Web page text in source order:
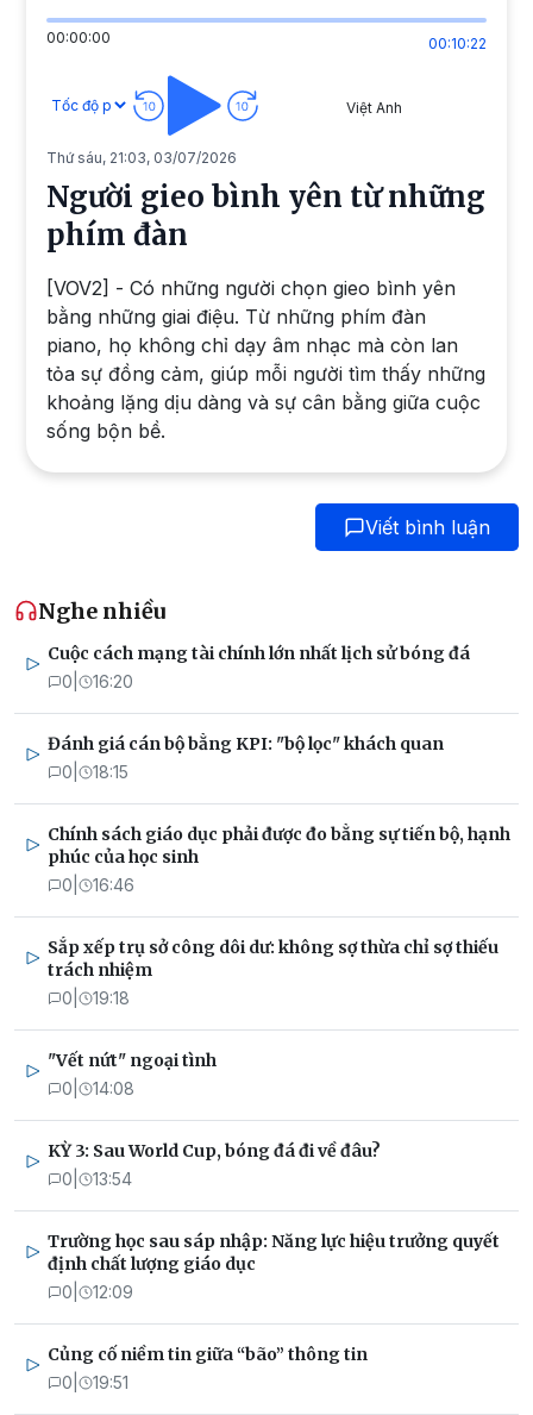
00:00:00 00:10:22
Việt Anh
Thứ sáu, 21:03, 03/07/2026
Người gieo bình yên từ những
phím đàn
[VOV2] - Có những người chọn gieo bình yên
bằng những giai điệu. Từ những phím đàn
piano, họ không chỉ dạy âm nhạc mà còn lan
tỏa sự đồng cảm, giúp mỗi người tìm thấy những
khoảng lặng dịu dàng và sự cân bằng giữa cuộc
sống bộn bề.
Viết bình luận
Nghe nhiều
Cuộc cách mạng tài chính lớn nhất lịch sử bóng đá
0 16:20
Đánh giá cán bộ bằng KPI: "bộ lọc" khách quan
0 18:15
Chính sách giáo dục phải được đo bằng sự tiến bộ, hạnh
phúc của học sinh
0 16:46
Sắp xếp trụ sở công dôi dư: không sợ thừa chỉ sợ thiếu
trách nhiệm
0 19:18
"Vết nứt" ngoại tình
0 14:08
KỲ 3: Sau World Cup, bóng đá đi về đâu?
0 13:54
Trường học sau sáp nhập: Năng lực hiệu trưởng quyết
định chất lượng giáo dục
0 12:09
Củng cố niềm tin giữa “bão” thông tin
0 19:51